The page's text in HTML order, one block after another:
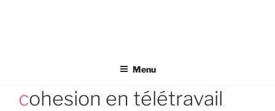
Menu
cohesion en télétravail